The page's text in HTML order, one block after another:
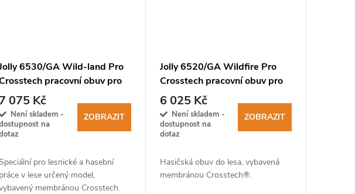
6530/GA Wild-land Pro
pracovní obuv pro
lesníky
7 075 Kč
Není skladem -
na
ZOBRAZIT
Speciální pro lesnické a hasební
práce v lese určený model,
membránou Crosstech.
Jolly 6520/GA Wildfire Pro
Crosstech pracovní obuv pro
záchranáře a lesníky EN
15090:2012 F2A HI3 CI AN
SRC
6 025 Kč
Není skladem -
dostupnost na
dotaz
ZOBRAZIT
Hasičská obuv do lesa, vybavená
membránou Crosstech®.